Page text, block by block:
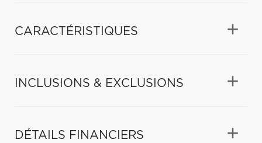
CARACTÉRISTIQUES
INCLUSIONS & EXCLUSIONS
DÉTAILS FINANCIERS